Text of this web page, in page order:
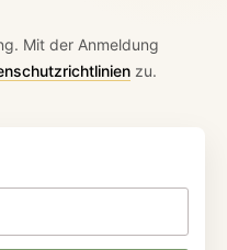
Mit der Anmeldung
zu.